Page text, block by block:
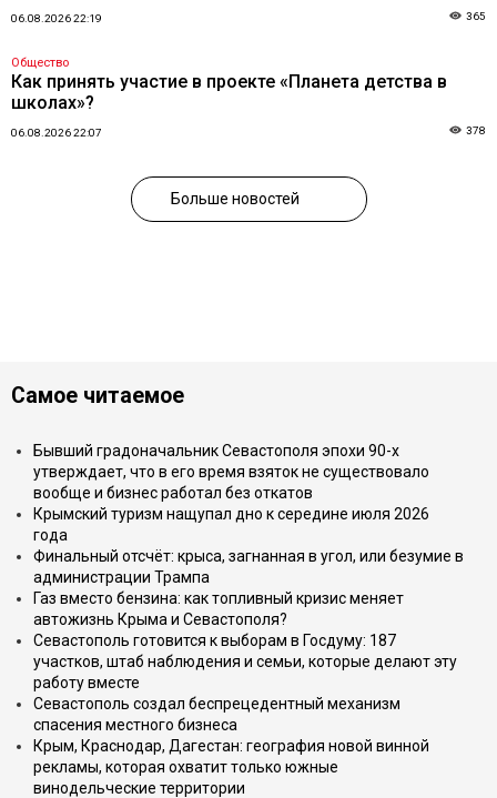
06.08.2026 22:19 365
Общество
Как принять участие в проекте «Планета детства в
школах»?
06.08.2026 22:07 378
Больше новостей
Самое читаемое
Бывший градоначальник Севастополя эпохи 90-х
утверждает, что в его время взяток не существовало
вообще и бизнес работал без откатов
Крымский туризм нащупал дно к середине июля 2026
года
Финальный отсчёт: крыса, загнанная в угол, или безумие в
администрации Трампа
Газ вместо бензина: как топливный кризис меняет
автожизнь Крыма и Севастополя?
Севастополь готовится к выборам в Госдуму: 187
участков, штаб наблюдения и семьи, которые делают эту
работу вместе
Севастополь создал беспрецедентный механизм
спасения местного бизнеса
Крым, Краснодар, Дагестан: география новой винной
рекламы, которая охватит только южные
винодельческие территории